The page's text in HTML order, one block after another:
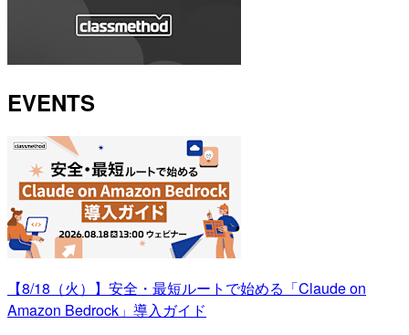
EVENTS
【8/18（火）】安全・最短ルートで始める「Claude on
Amazon Bedrock」導入ガイド